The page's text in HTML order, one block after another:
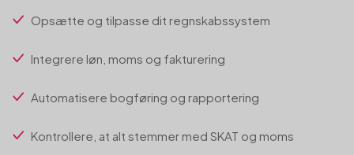
Opsætte og tilpasse dit regnskabssystem
Integrere løn, moms og fakturering
Automatisere bogføring og rapportering
Kontrollere, at alt stemmer med SKAT og moms